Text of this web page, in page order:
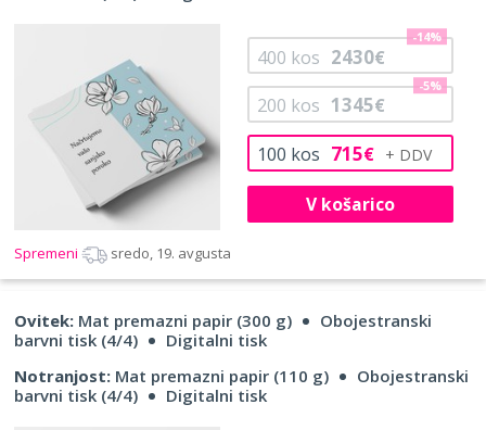
100 kos 715€
200 kos 1345€
-5%
400 kos 2430€
-14%
V košarico
Spremeni sredo, 19. avgusta
Ovitek: Mat premazni papir (300 g)
Obojestranski
barvni tisk (4/4)
Digitalni tisk
Notranjost: Mat premazni papir (110 g)
Obojestranski
barvni tisk (4/4)
Digitalni tisk